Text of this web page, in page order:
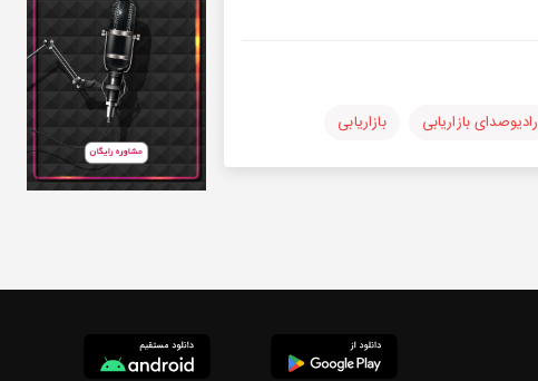
رادیوصدای بازاریابی بازاریابی